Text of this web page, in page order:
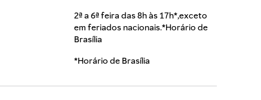
2ª a 6ª feira das 8h às 17h*,exceto
em feriados nacionais.*Horário de
Brasília
*Horário de Brasília